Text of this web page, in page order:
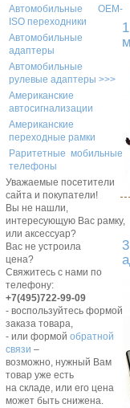
Автомобильные OEM-
ISO переходники
Автомобильные
адаптеры
Автомобильные
рулевые адаптеры >>>
Американские
автосигнализации
Американские
переходные рамки
Раритетные мобильные
телефоны
Уважаемые посетители
сайта и покупатели!
Вы не нашли,
интересующую Вас рамку,
или аксессуар?
Вас не устроила
цена?
Свяжитесь с нами по
телефону:
+7(495)722-99-09
- воспользуйтесь формой
заказа товара,
- или формойобратной
связи –
возможно, нужный Вам
товар уже есть
на складе, или его цена
может быть снижена.